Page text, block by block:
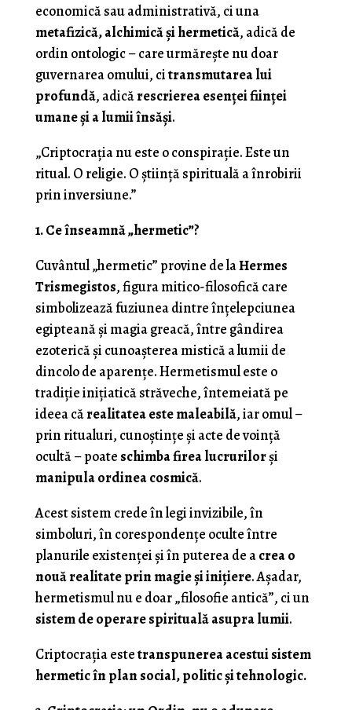
economică sau administrativă, ci una
metafizică, alchimică și hermetică, adică de
ordin ontologic – care urmărește nu doar
guvernarea omului, citransmutarea lui
profundă, adicărescrierea esenței ființei
umane și a lumii însăși.
„Criptocrația nu este o conspirație. Este un
ritual. O religie. O știință spirituală a înrobirii
prin inversiune.”
1. Ce înseamnă „hermetic”?
Cuvântul „hermetic” provine de laHermes
Trismegistos, figura mitico-filosofică care
simbolizează fuziunea dintre înțelepciunea
egipteană și magia greacă, între gândirea
ezoterică și cunoașterea mistică a lumii de
dincolo de aparențe. Hermetismul este o
tradiție inițiatică străveche, întemeiată pe
ideea cărealitatea este maleabilă, iar omul –
prin ritualuri, cunoștințe și acte de voință
ocultă – poate schimba firea lucrurilorși
manipula ordinea cosmică.
Acest sistem crede în legi invizibile, în
simboluri, în corespondențe oculte între
planurile existenței și în puterea de acrea o
nouă realitate prin magie și inițiere. Așadar,
hermetismul nu e doar „filosofie antică”, ci un
sistem de operare spirituală asupra lumii.
Criptocrația estetranspunerea acestui sistem
hermetic în plan social, politic și tehnologic.